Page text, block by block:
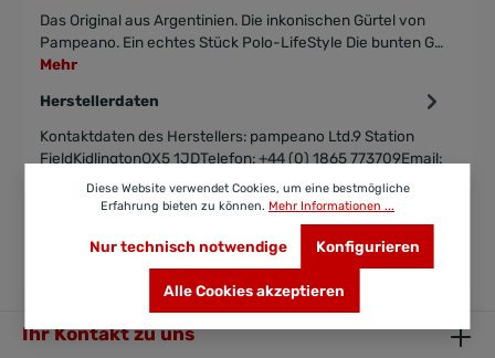
Das Original aus Argentinien. Die inkonischen Gürtel von
Pampeano. Ein echtes Stück Polo-LifeStyle Die bunten G…
Mehr
Herstellerdaten
Kontaktdaten des Herstellers: pampeano Ltd.9 Station
FieldKidlingtonOX5 1JDTelefon: +44 (0) 1865 773709Email:
customer.serv… Mehr
Ihr Kontakt zu uns
Diese Website verwendet Cookies, um eine bestmögliche
Erfahrung bieten zu können. Mehr Informationen ...
Nur technisch notwendige Konfigurieren
Alle Cookies akzeptieren